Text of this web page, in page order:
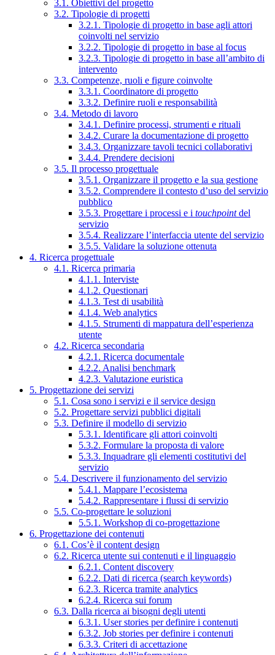
3.1. Obiettivi del progetto
3.2. Tipologie di progetti
3.2.1. Tipologie di progetto in base agli attori
coinvolti nel servizio
3.2.2. Tipologie di progetto in base al focus
3.2.3. Tipologie di progetto in base all’ambito di
intervento
3.3. Competenze, ruoli e figure coinvolte
3.3.1. Coordinatore di progetto
3.3.2. Definire ruoli e responsabilità
3.4. Metodo di lavoro
3.4.1. Definire processi, strumenti e rituali
3.4.2. Curare la documentazione di progetto
3.4.3. Organizzare tavoli tecnici collaborativi
3.4.4. Prendere decisioni
3.5. Il processo progettuale
3.5.1. Organizzare il progetto e la sua gestione
3.5.2. Comprendere il contesto d’uso del servizio
pubblico
3.5.3. Progettare i processi e i touchpointdel
servizio
3.5.4. Realizzare l’interfaccia utente del servizio
3.5.5. Validare la soluzione ottenuta
4. Ricerca progettuale
4.1. Ricerca primaria
4.1.1. Interviste
4.1.2. Questionari
4.1.3. Test di usabilità
4.1.4. Web analytics
4.1.5. Strumenti di mappatura dell’esperienza
utente
4.2. Ricerca secondaria
4.2.1. Ricerca documentale
4.2.2. Analisi benchmark
4.2.3. Valutazione euristica
5. Progettazione dei servizi
5.1. Cosa sono i servizi e il service design
5.2. Progettare servizi pubblici digitali
5.3. Definire il modello di servizio
5.3.1. Identificare gli attori coinvolti
5.3.2. Formulare la proposta di valore
5.3.3. Inquadrare gli elementi costitutivi del
servizio
5.4. Descrivere il funzionamento del servizio
5.4.1. Mappare l’ecosistema
5.4.2. Rappresentare i flussi di servizio
5.5. Co-progettare le soluzioni
5.5.1. Workshop di co-progettazione
6. Progettazione dei contenuti
6.1. Cos’è il content design
6.2. Ricerca utente sui contenuti e il linguaggio
6.2.1. Content discovery
6.2.2. Dati di ricerca (search keywords)
6.2.3. Ricerca tramite analytics
6.2.4. Ricerca sui forum
6.3. Dalla ricerca ai bisogni degli utenti
6.3.1. User stories per definire i contenuti
6.3.2. Job stories per definire i contenuti
6.3.3. Criteri di accettazione